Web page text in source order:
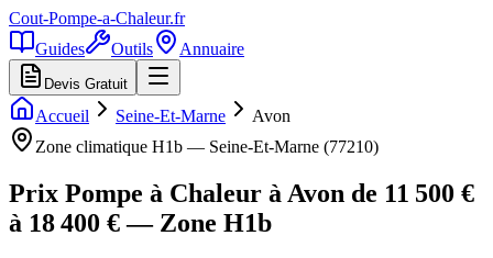
Cout-Pompe-a-Chaleur.fr
Guides
Outils Annuaire
Devis Gratuit
Accueil Seine-Et-Marne
Avon
Zone climatique H1b — Seine-Et-Marne (77210)
Prix Pompe à Chaleur à Avon de 11 500 €
à 18 400 € — Zone H1b